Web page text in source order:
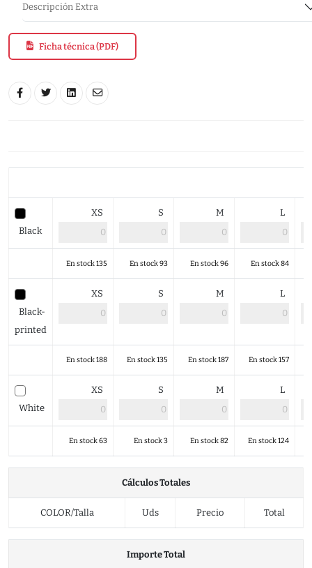
Descripción Extra
Ficha técnica (PDF)
Black
XS S M L
En stock 135 En stock 93 En stock 96 En stock 84
Black-
printed
XS S M L
En stock 188 En stock 135 En stock 187 En stock 157
White
XS S M L
En stock 63 En stock 3 En stock 82 En stock 124
Cálculos Totales
COLOR/Talla Uds Precio Total
Importe Total